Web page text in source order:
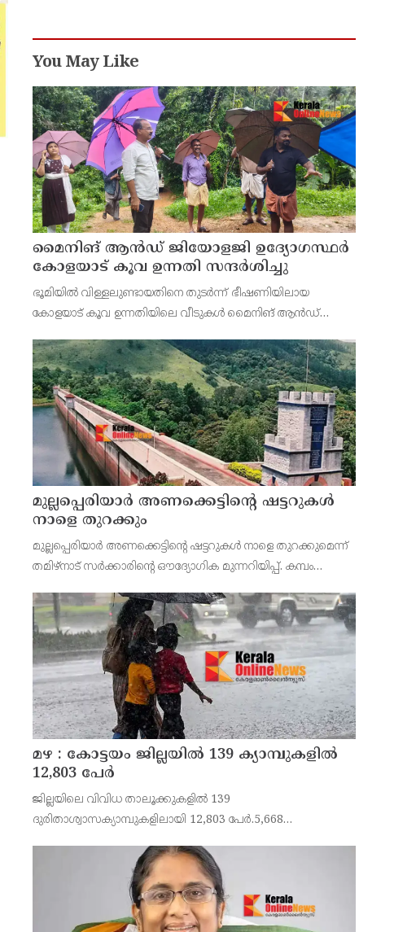
You May Like
മൈനിങ് ആൻഡ്​ ജിയോളജി ഉദ്യോഗസ്ഥർ
കോളയാട് കൂവ ഉന്നതി സന്ദർശിച്ചു
ഭൂമിയിൽ വിള്ളലുണ്ടായതിനെ തുടർന്ന് ഭീഷണിയിലായ
കോളയാട് കൂവ ഉന്നതിയിലെ വീടുകൾ മൈനിങ് ആൻഡ്
കുടുംബാംഗങ്ങളെ മാറ്റിപ്പാർപ്പിക്കുന്നതിന് അടിയന്തര നടപടി
സ്വീകരിക്കണമ
മുല്ലപ്പെരിയാർ അണക്കെട്ടിന്റെ ഷട്ടറുകൾ
നാളെ തുറക്കും
മുല്ലപ്പെരിയാർ അണക്കെട്ടിന്റെ ഷട്ടറുകൾ നാളെ തുറക്കുമെന്ന്
തമിഴ്‌നാട് സർക്കാരിന്റെ ഔദ്യോഗിക മുന്നറിയിപ്പ്. കമ്പം
നെൽകൃഷിക്കായി ജലം തുറന്നുവിടുന്ന ചടങ്ങിൽ തമിഴ്ന
മഴ : കോട്ടയം ജില്ലയിൽ 139 ക്യാമ്പുകളിൽ
12,803 പേര്‍
ജില്ലയിലെ വിവിധ താലൂക്കുകളിൽ 139
ദുരിതാശ്വാസക്യാമ്പുകളിലായി 12,803 പേർ.5,668
5,244 പുരുഷന്മാരും 5,813 സ്ത്രീകളും